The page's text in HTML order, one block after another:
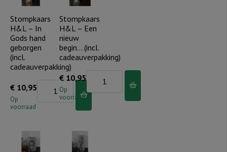
ons
(incl.
cadeauverpakking)
aantal
gezegend...
(incl.
cadeauverpakking)
aantal
Stompkaars
H&L – In
Gods hand
geborgen
(incl.
cadeauverpakking)
€ 10,95
Op
voorraad
Stompkaars
Stompkaars
H&L – Een
nieuw
begin… (incl.
cadeauverpakking)
€ 10,95
Op
voorraad
H&L
nieuw